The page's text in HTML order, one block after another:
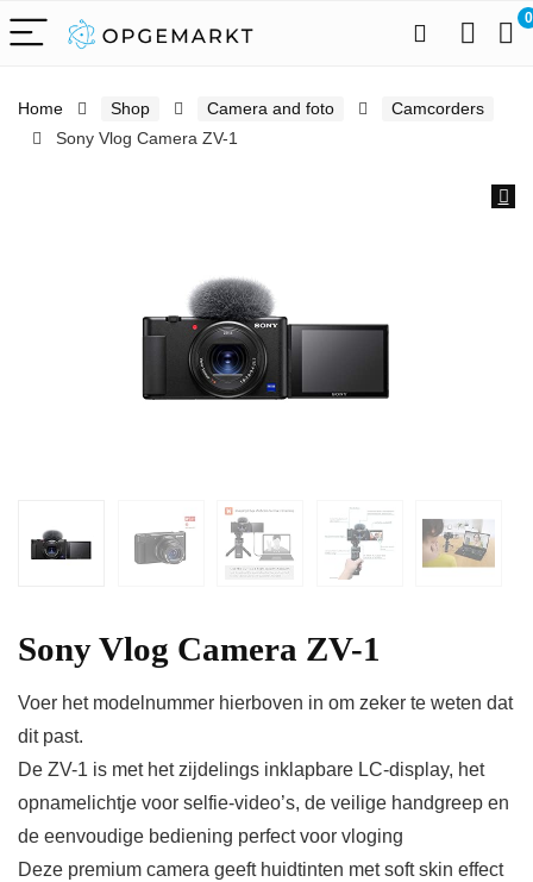
0
Home Shop Camera and foto
Camcorders
Sony Vlog Camera ZV-1
Sony Vlog Camera ZV-1
Voer het modelnummer hierboven in om zeker te weten dat
dit past.
De ZV-1 is met het zijdelings inklapbare LC-display, het
opnamelichtje voor selfie-video’s, de veilige handgreep en
de eenvoudige bediening perfect voor vloging
Deze premium camera geeft huidtinten met soft skin effect